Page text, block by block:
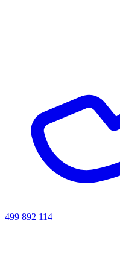
499 892 114